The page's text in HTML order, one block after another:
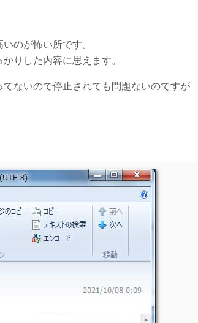
のが怖い所です。
りした内容に思えます。
ないので停止されても問題ないのですが